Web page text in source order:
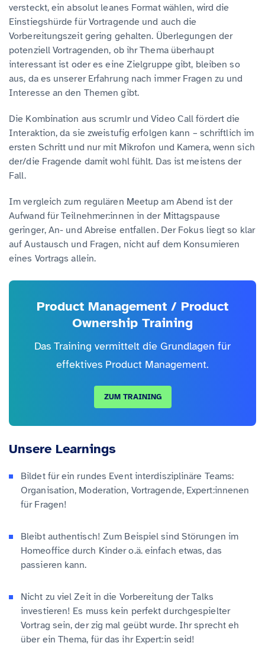
versteckt, ein absolut leanes Format wählen, wird die
Einstiegshürde für Vortragende und auch die
Vorbereitungszeit gering gehalten. Überlegungen der
potenziell Vortragenden, ob ihr Thema überhaupt
interessant ist oder es eine Zielgruppe gibt, bleiben so
aus, da es unserer Erfahrung nach immer Fragen zu und
Interesse an den Themen gibt.
Die Kombination aus scrumlr und Video Call fördert die
Interaktion, da sie zweistufig erfolgen kann – schriftlich im
ersten Schritt und nur mit Mikrofon und Kamera, wenn sich
der/die Fragende damit wohl fühlt. Das ist meistens der
Fall.
Im vergleich zum regulären Meetup am Abend ist der
Aufwand für Teilnehmer:innen in der Mittagspause
geringer, An- und Abreise entfallen. Der Fokus liegt so klar
auf Austausch und Fragen, nicht auf dem Konsumieren
eines Vortrags allein.
Product Management / Product
Ownership Training
Das Training vermittelt die Grundlagen für
effektives Product Management.
ZUM TRAINING
Unsere Learnings
Bildet für ein rundes Event interdisziplinäre Teams:
Organisation, Moderation, Vortragende, Expert:innenen
für Fragen!
Bleibt authentisch! Zum Beispiel sind Störungen im
Homeoffice durch Kinder o.ä. einfach etwas, das
passieren kann.
Nicht zu viel Zeit in die Vorbereitung der Talks
investieren! Es muss kein perfekt durchgespielter
Vortrag sein, der zig mal geübt wurde. Ihr sprecht eh
über ein Thema, für das ihr Expert:in seid!